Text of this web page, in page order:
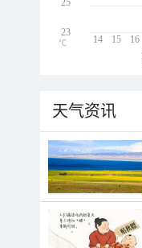
14 15 16
25
23
℃
天气资讯